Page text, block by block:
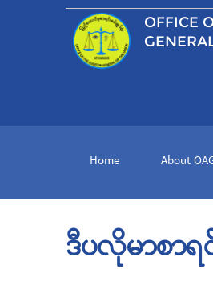
OFFICE
Home About
ဒီပလိုမာစာ